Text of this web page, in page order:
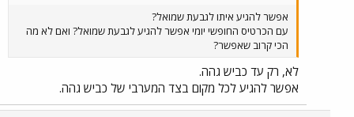
אפשר להגיע איתו לגבעת שמואל?
עם הכרטיס החופשי יומי אפשר להגיע לגבעת שמואל? ואם לא מה
הכי קרוב שאפשר?
לא, רק עד כביש גהה.
אפשר להגיע לכל מקום בצד המערבי של כביש גהה.